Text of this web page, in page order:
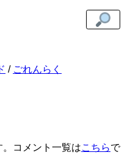
ごれんらく
。コメント一覧はこちらで